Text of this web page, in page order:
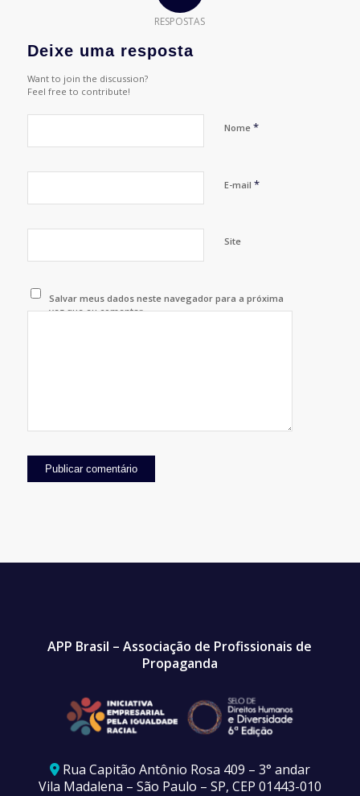
RESPOSTAS
Deixe uma resposta
Want to join the discussion?
Feel free to contribute!
Nome *
E-mail *
Site
Salvar meus dados neste navegador para a próxima
vez que eu comentar.
APP Brasil – Associação de Profissionais de
Propaganda
Rua Capitão Antônio Rosa 409 – 3° andar
Vila Madalena – São Paulo – SP, CEP 01443-010